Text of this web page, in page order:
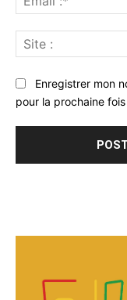
Enregistrer mon
pour la prochaine